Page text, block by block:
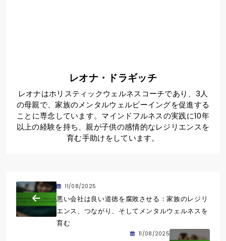
レオナ・ドラギッチ
レオナはホリスティックウェルネスコーチであり、3人
の母親で、家族のメンタルウェルビーイングを促進する
ことに専念しています。マインドフルネスの実践に10年
以上の経験を持ち、親が子供の感情的なレジリエンスを
育む手助けをしています。
11/08/2025
悪い会社は良い道徳を腐敗させる：家族のレジリ
エンス、つながり、そしてメンタルウェルネスを
育む
11/08/2025